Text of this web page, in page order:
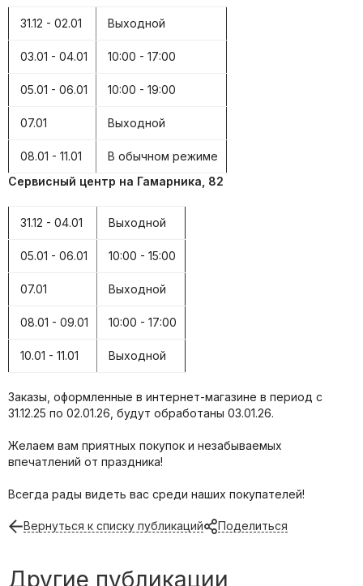
31.12 - 02.01 Выходной
03.01 - 04.01 10:00 - 17:00
05.01 - 06.01 10:00 - 19:00
07.01 Выходной
08.01 - 11.01
В обычном режиме
Сервисный центр на Гамарника, 82
31.12 - 04.01 Выходной
05.01 - 06.01 10:00 - 15:00
07.01 Выходной
08.01 - 09.01 10:00 - 17:00
10.01 - 11.01 Выходной
Заказы, оформленные в интернет-магазине в период с
31.12.25 по 02.01.26, будут обработаны 03.01.26.
Желаем вам приятных покупок и незабываемых
впечатлений от праздника!
Всегда рады видеть вас среди наших покупателей!
Вернуться к списку публикаций Поделиться
Другие публикации